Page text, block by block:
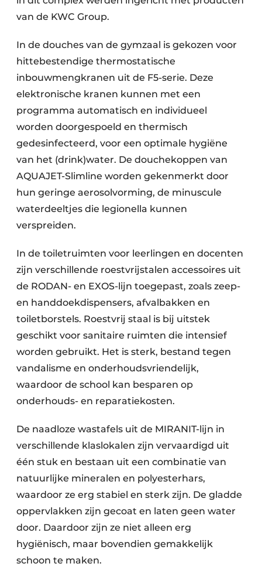
van de KWC Group.
In de douches van de gymzaal is gekozen voor
hittebestendige thermostatische
inbouwmengkranen uit de F5-serie. Deze
elektronische kranen kunnen met een
programma automatisch en individueel
worden doorgespoeld en thermisch
gedesinfecteerd, voor een optimale hygiëne
van het (drink)water. De douchekoppen van
AQUAJET-Slimline worden gekenmerkt door
hun geringe aerosolvorming, de minuscule
waterdeeltjes die legionella kunnen
verspreiden.
In de toiletruimten voor leerlingen en docenten
zijn verschillende roestvrijstalen accessoires uit
de RODAN- en EXOS-lijn toegepast, zoals zeep-
en handdoekdispensers, afvalbakken en
toiletborstels. Roestvrij staal is bij uitstek
geschikt voor sanitaire ruimten die intensief
worden gebruikt. Het is sterk, bestand tegen
vandalisme en onderhoudsvriendelijk,
waardoor de school kan besparen op
onderhouds- en reparatiekosten.
De naadloze wastafels uit de MIRANIT-lijn in
verschillende klaslokalen zijn vervaardigd uit
één stuk en bestaan uit een combinatie van
natuurlijke mineralen en polyesterhars,
waardoor ze erg stabiel en sterk zijn. De gladde
oppervlakken zijn gecoat en laten geen water
door. Daardoor zijn ze niet alleen erg
hygiënisch, maar bovendien gemakkelijk
schoon te maken.